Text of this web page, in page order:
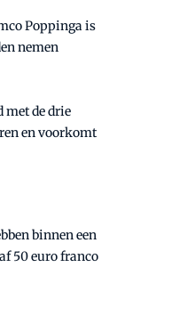
Poppinga is
nemen
met de drie
en voorkomt
binnen een
50 euro franco